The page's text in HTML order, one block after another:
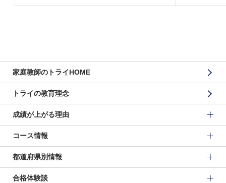
家庭教師のトライHOME
トライの教育理念
成績が上がる理由
コース情報
都道府県別情報
合格体験談